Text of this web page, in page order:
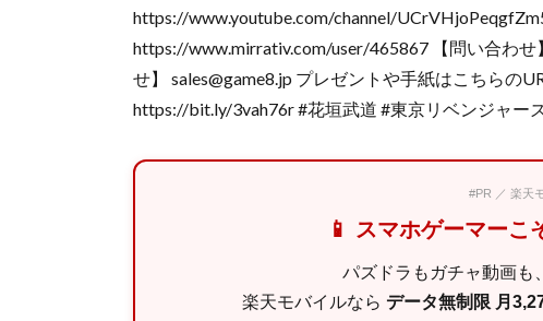
https://www.youtube.com/channel/
https://www.mirrativ.com/user/465867 【問い合わ
せ】 sales@game8.jp プレゼントや手紙はこちらの
https://bit.ly/3vah76r #花垣武道 #東京リベンジャー
#PR ／ 楽天
📱 スマホゲーマーこ
パズドラもガチャ動画も
楽天モバイルなら データ無制限 月